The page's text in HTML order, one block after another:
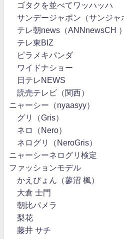
ゴタクを並べてワッハッハ
サンデージャポン（サンジャ
テレ朝news（ANNnewsCH ）
テレ東BIZ
ピラメキパンダ
ワイドナショー
日テレNEWS
読売テレビ（関西）
ニャーシー（nyaasyy）
グリ（Gris）
ネロ（Nero）
ネログリ（NeroGris）
ニャーシーネログリ検定
ファッションモデル
かえぴょん（蓼沼 楓）
大倉 士門
朝比パメラ
梨花
藤井 サチ